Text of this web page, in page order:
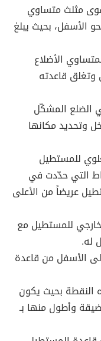
مثلث متساوي
الأسفل، بحيث يبلغ
الأضلاع
وتغلق قاعدته
نهايتي الضلع المشكّل
وتحديد مكانها
للمستطيل
التي حدّدت في
عريضاً من الأعلى
للمستطيل مع
له.
على بعد 12 سم إلى الأسفل من قاعدة
بحيث يكون
وأطول منها بـ